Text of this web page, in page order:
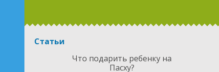
Статьи
Что подарить ребенку на
Пасху?